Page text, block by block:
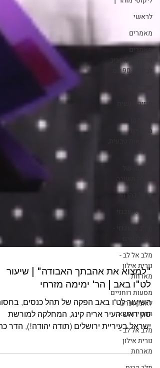
לראשי
מאמרים
מאמרים
מהקורס מסביב
לבית ב- 90 יום
מוזיקה נשית
מומחית
הרז
מיומנה של
בעלת תשובה
מיכל כהן חי
מירב אשכנזי
מלב אל לב -
נורית אילון
מארחת
מסעות רוחניים
לאומן וערש
החסידות בא
מלב אל לב -
נורית אילון
מארחת
"למצוא את אהבתך האבודה" | שיעור
לט"ו באב | הר' ימימה מזרחי
השיעור לט"ו באב הפקה של תהל כנסים,
סגן ראש העיר אריה קינג, המחלקה למורשת